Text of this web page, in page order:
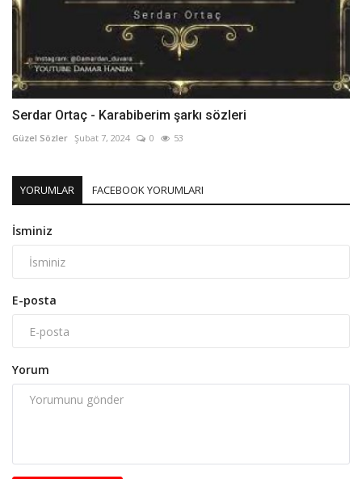
Serdar Ortaç - Karabiberim şarkı sözleri
Güzel Sözler Şubat 7, 2024 0 53
YORUMLAR FACEBOOK YORUMLARI
İsminiz
E-posta
Yorum